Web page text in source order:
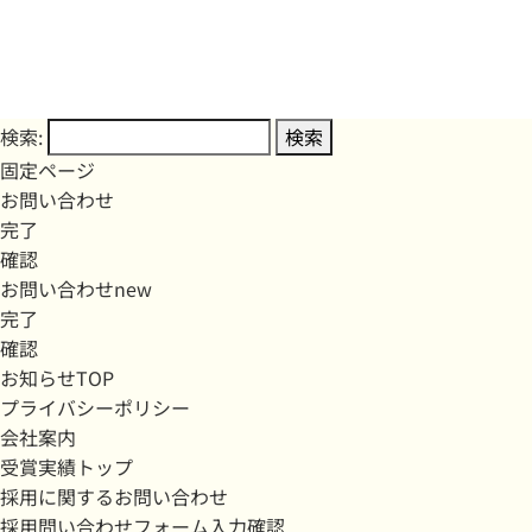
検索:
固定ページ
お問い合わせ
完了
確認
お問い合わせnew
完了
確認
お知らせTOP
プライバシーポリシー
会社案内
受賞実績トップ
採用に関するお問い合わせ
採用問い合わせフォーム入力確認